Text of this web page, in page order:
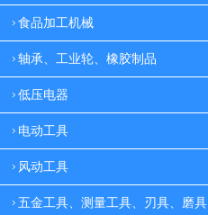
食品加工机械
轴承、工业轮、橡胶制品
低压电器
电动工具
风动工具
五金工具、测量工具、刃具、磨具